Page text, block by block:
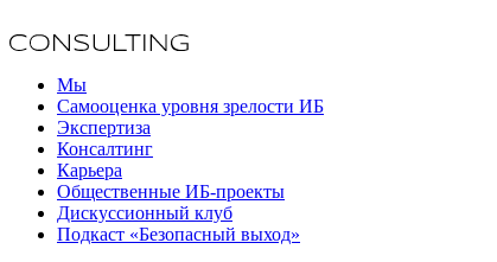
Мы
Самооценка уровня зрелости ИБ
Экспертиза
Консалтинг
Карьера
Общественные ИБ-проекты
Дискуссионный клуб
Подкаст «Безопасный выход»